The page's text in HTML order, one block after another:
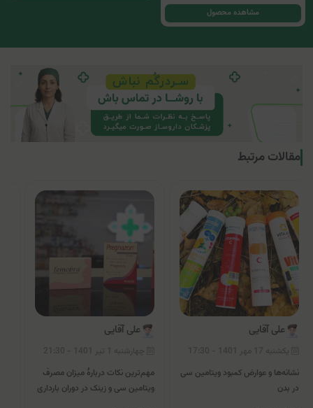
مشاهده محصول
مقالات مرتبط
علی آقایی
نشانه‌ها و عوارض کمبود ویتامین سی
در بدن
علی آقایی
مهم‌ترین نکات دربارۀ میزان مصرف
ویتامین سی و زینک در دوران بارداری